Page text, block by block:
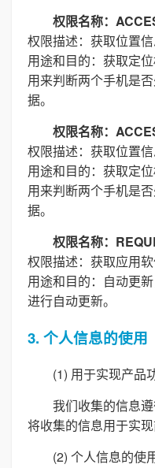
权限名称：
权限描述：获取位置
用途和目的：获取定
用来判断两个手机是
据。
权限名称：
权限描述：获取位置
用途和目的：获取定
用来判断两个手机是
据。
权限名称：
权限描述：获取应用
用途和目的：自动更
进行自动更新。
3. 个人信息的使用
(1) 用于实现产品
我们收集的信息
将收集的信息用于实
(2) 个人信息的使